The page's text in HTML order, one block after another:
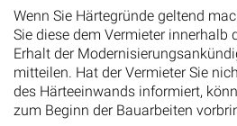
Wenn Sie Härtegründe geltend
Sie diese dem Vermieter innerhalb
Erhalt der
mitteilen. Hat der Vermieter Sie
des Härteeinwands informiert,
zum Beginn der Bauarbeiten